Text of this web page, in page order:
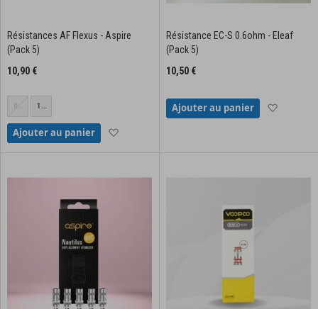
Résistances AF Flexus - Aspire
(Pack 5)
10,90 €
0.6
ohm
1.0
ohm
Ajouter au panier
Résistance EC-S 0.6ohm - Eleaf
(Pack 5)
10,50 €
Ajouter au panier